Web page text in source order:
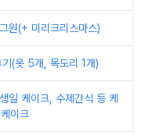
원(+ 미리크리스마스)
(옷 5개, 목도리 1개)
일 케이크, 수제간식 등 케
이크